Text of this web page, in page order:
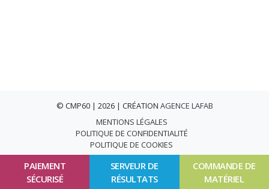
PAIEMENT
SÉCURISÉ
SERVEUR DE
RÉSULTATS
COMMANDE DE
MATÉRIEL
© CMP60 | 2026 | CRÉATION AGENCE LAFAB
MENTIONS LÉGALES
POLITIQUE DE CONFIDENTIALITÉ
POLITIQUE DE COOKIES